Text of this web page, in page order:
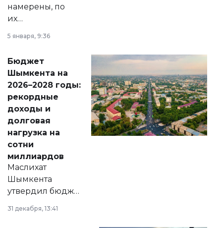
намерены, по
их
принести
народу
Венесуэлы.
5 января, 9:36
Бюджет
Шымкента на
2026–2028 годы:
рекордные
доходы и
долговая
нагрузка на
сотни
миллиардов
Маслихат
Шымкента
утвердил бюджет
города на 2026–
2028 годы.
31 декабря, 13:41